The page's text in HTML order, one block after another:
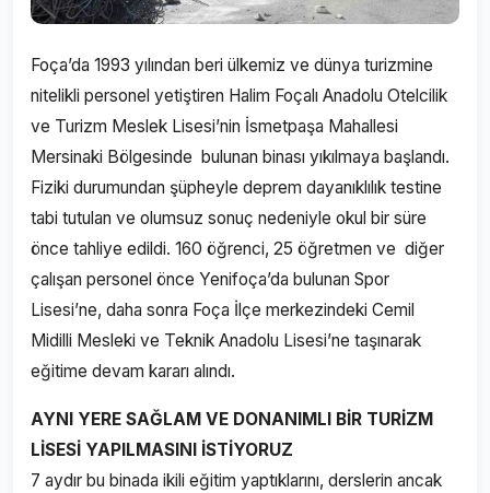
Foça’da 1993 yılından beri ülkemiz ve dünya turizmine
nitelikli personel yetiştiren Halim Foçalı Anadolu Otelcilik
ve Turizm Meslek Lisesi’nin İsmetpaşa Mahallesi
Mersinaki Bölgesinde bulunan binası yıkılmaya başlandı.
Fiziki durumundan şüpheyle deprem dayanıklılık testine
tabi tutulan ve olumsuz sonuç nedeniyle okul bir süre
önce tahliye edildi. 160 öğrenci, 25 öğretmen ve diğer
çalışan personel önce Yenifoça’da bulunan Spor
Lisesi’ne, daha sonra Foça İlçe merkezindeki Cemil
Midilli Mesleki ve Teknik Anadolu Lisesi’ne taşınarak
eğitime devam kararı alındı.
AYNI YERE SAĞLAM VE DONANIMLI BİR TURİZM
LİSESİ YAPILMASINI İSTİYORUZ
7 aydır bu binada ikili eğitim yaptıklarını, derslerin ancak